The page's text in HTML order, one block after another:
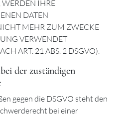
IHRE
DATEN
MEHR ZUM ZWECKE
VERWENDET
ART. 21 ABS. 2 DSGVO).
der zuständigen
gegen die DSGVO steht den
bei einer